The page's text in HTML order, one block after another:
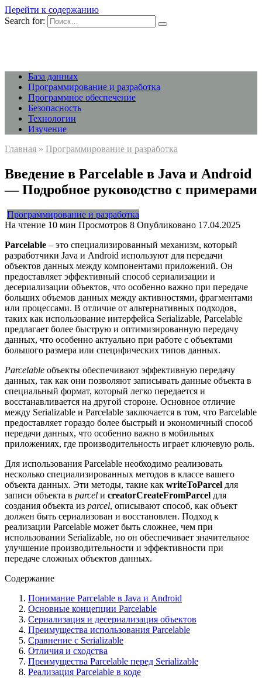
Перейти к содержанию
Search for:
База данных
Программирование и разработка
Программное обеспечение
Безопасность
Технологии
Изучение
Главная » Программирование и разработка
Введение в Parcelable в Java и Android
— Подробное руководство с примерами
Программирование и разработка
На чтение 10 мин Просмотров 8 Опубликовано 17.04.2025
Parcelable – это специализированный механизм, который
разработчики Java и Android используют для передачи
объектов данных между компонентами приложений. Он
предоставляет эффективный способ сериализации и
десериализации объектов, что особенно важно при передаче
больших объемов данных между активностями, фрагментами
или процессами. В отличие от альтернативных подходов,
таких как использование интерфейса Serializable, Parcelable
предлагает более быструю и оптимизированную передачу
данных, что особенно актуально при работе с объектами
большого размера или специфических типов данных.
Parcelable объекты обеспечивают эффективную передачу
данных, так как они позволяют записывать данные объекта в
специальный формат, который легко передается и
восстанавливается на другой стороне. Основное отличие
между Serializable и Parcelable заключается в том, что Parcelable
предоставляет гораздо более быстрый и экономичный способ
передачи данных, что особенно важно в мобильных
приложениях, где производительность играет ключевую роль.
Для использования Parcelable необходимо реализовать
несколько специализированных методов в классе вашего
объекта данных. Эти методы, такие как writeToParcel для
записи объекта в parcel и creatorCreateFromParcel для
создания объекта из parcel, описывают способ, как объект
должен быть сериализован и восстановлен. Подход к
реализации Parcelable может быть сложнее, чем при
использовании Serializable, но он обеспечивает значительное
улучшение производительности и эффективности при
передаче сложных объектов данных.
Содержание
Понимание Parcelable в Java и Android
Основные концепции Parcelable
Сериализация и десериализация объектов
Преимущества использования Parcelable
Сравнение с Serializable
Отличия и сходства
Преимущества Parcelable перед Serializable
Реализация Parcelable в коде